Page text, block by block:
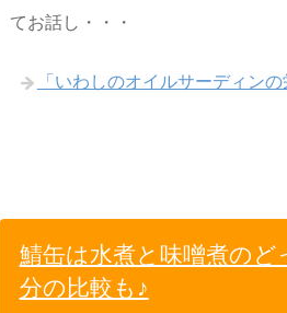
てお話し・・・
「いわしのオイルサーディン
鯖缶は水煮と味噌煮の
分の比較も♪